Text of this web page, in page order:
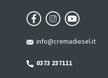
info@cremadiesel.it
0373 237111